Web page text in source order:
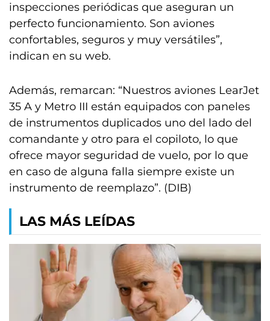
inspecciones periódicas que aseguran un
perfecto funcionamiento. Son aviones
confortables, seguros y muy versátiles”,
indican en su web.
Además, remarcan: “Nuestros aviones LearJet
35 A y Metro III están equipados con paneles
de instrumentos duplicados uno del lado del
comandante y otro para el copiloto, lo que
ofrece mayor seguridad de vuelo, por lo que
en caso de alguna falla siempre existe un
instrumento de reemplazo”. (DIB)
LAS MÁS LEÍDAS